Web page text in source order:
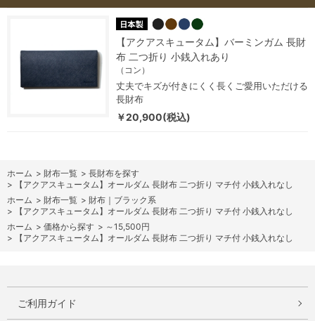
【アクアスキュータム】バーミンガム 長財
布 二つ折り 小銭入れあり
（コン）
丈夫でキズが付きにくく長くご愛用いただける
長財布
￥20,900(税込)
ホーム > 財布一覧 > 長財布を探す
>
【アクアスキュータム】オールダム 長財布 二つ折り マチ付 小銭入れなし
ホーム > 財布一覧 > 財布｜ブラック系
>
【アクアスキュータム】オールダム 長財布 二つ折り マチ付 小銭入れなし
ホーム > 価格から探す > ～15,500円
>
【アクアスキュータム】オールダム 長財布 二つ折り マチ付 小銭入れなし
ご利用ガイド